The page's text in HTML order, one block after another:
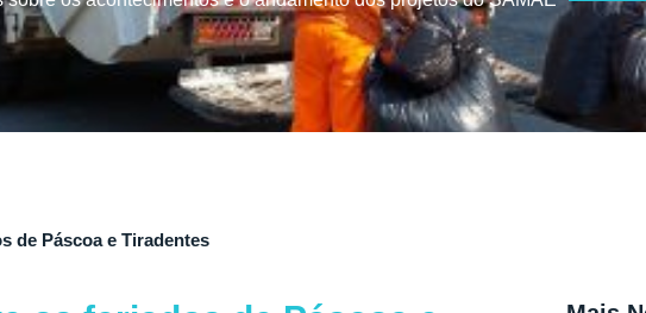
de Páscoa e Tiradentes